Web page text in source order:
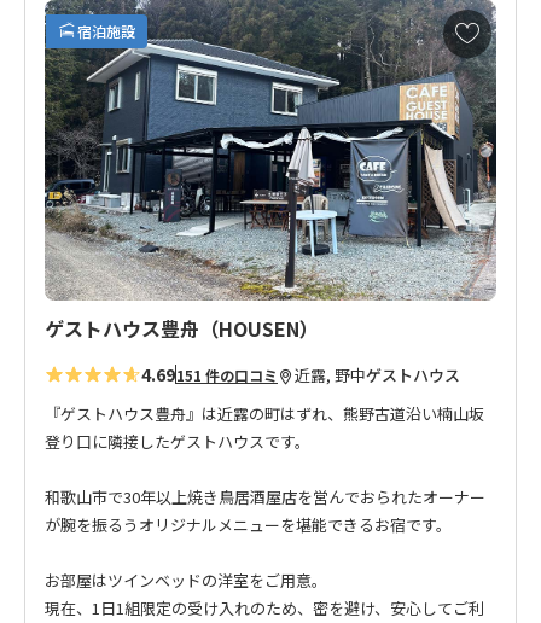
限の夢が広がる、将来楽しみなお宿です。
熊野古道からも近く、ウォークの拠点としても大変便利です。
宿泊施設
お
気
に
入
り
に
追
加
ゲストハウス豊舟（HOUSEN）
4.69151 件の口コミ 近露, 野中ゲストハウス
『ゲストハウス豊舟』は近露の町はずれ、熊野古道沿い楠山坂
登り口に隣接したゲストハウスです。
和歌山市で30年以上焼き鳥居酒屋店を営んでおられたオーナー
が腕を振るうオリジナルメニューを堪能できるお宿です。
お部屋はツインベッドの洋室をご用意。
現在、1日1組限定の受け入れのため、密を避け、安心してご利